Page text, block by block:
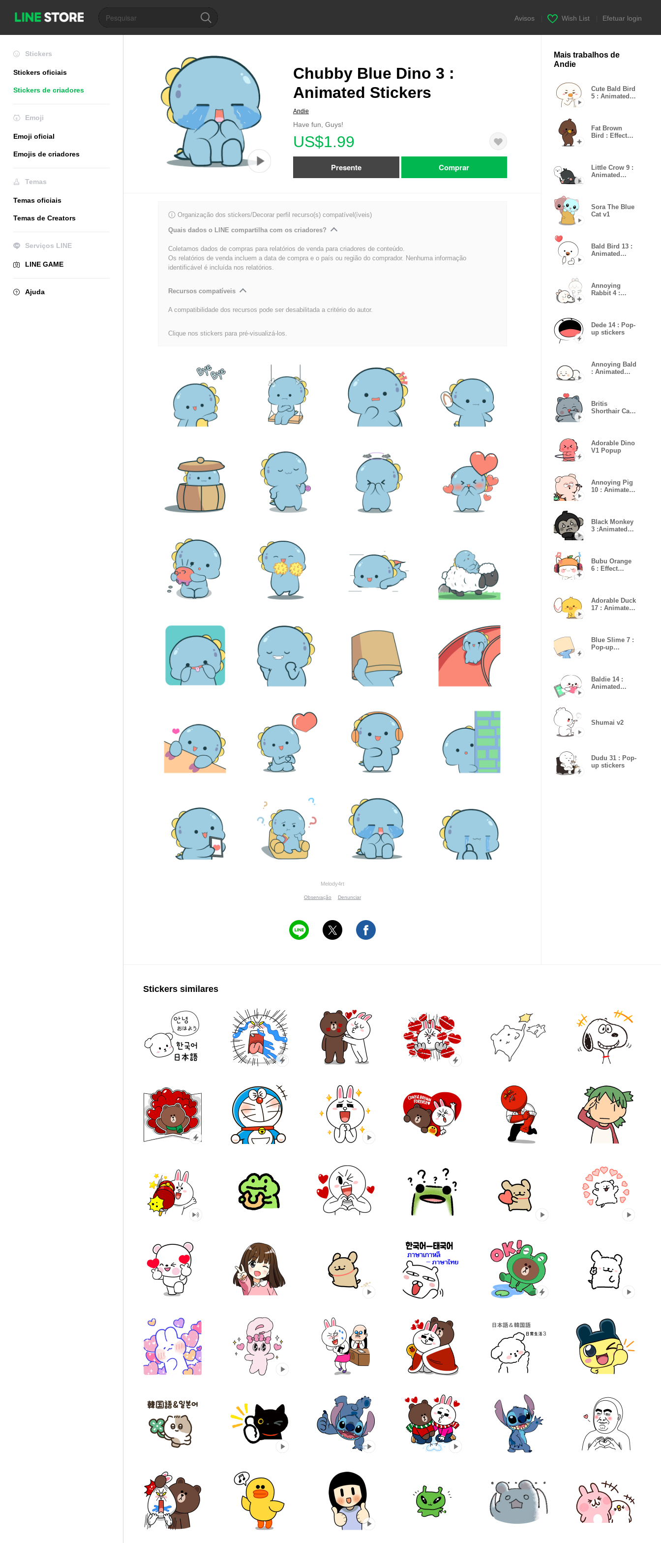
Avisos Wish List Efetuar login
Stickers
Stickers oficiais
Stickers de criadores
Emoji
Emoji oficial
Emojis de criadores
Temas
Temas oficiais
Temas de Creators
Serviços LINE
LINE GAME
Ajuda
Chubby Blue Dino 3 :
Animated Stickers
Andie
Have fun, Guys!
US$1.99
Presente Comprar
Organização dos stickers/Decorar perfil recurso(s) compatível(íveis)
Quais dados o LINE compartilha com os criadores?
Coletamos dados de compras para relatórios de venda para criadores de conteúdo.
Os relatórios de venda incluem a data de compra e o país ou região do comprador. Nenhuma informação
identificável é incluída nos relatórios.
Recursos compatíveis
A compatibilidade dos recursos pode ser desabilitada a critério do autor.
Clique nos stickers para pré-visualizá-los.
Melody4rt
Observação Denunciar
Mais trabalhos de
Andie
Cute Bald Bird
5 : Animated
Fat Brown
Bird : Effect
Little Crow 9 :
Animated
Sora The Blue
Cat v1
Bald Bird 13 :
Animated
Annoying
Rabbit 4 :
Dede 14 : Pop-
up stickers
Annoying Bald
: Animated
Britis
Shorthair Cat
Adorable Dino
V1 Popup
Annoying Pig
10 : Animated
Black Monkey
3 :Animated
Bubu Orange
6 : Effect
Adorable Duck
17 : Animated
Blue Slime 7 :
Pop-up
Baldie 14 :
Animated
Shumai v2
Dudu 31 : Pop-
up stickers
Stickers similares